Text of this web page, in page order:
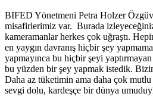
BIFED Yönetmeni Petra Holzer
misafirlerimiz var. Burada
kameramanlar herkes çok uğraştı.
en yaygın davranış hiçbir şey
yapmayınca bu hiçbir şeyi
bu yüzden bir şey yapmak istedik.
Daha az tüketimin ama daha çok mutlu
sevgi dolu, kardeşçe bir dünya